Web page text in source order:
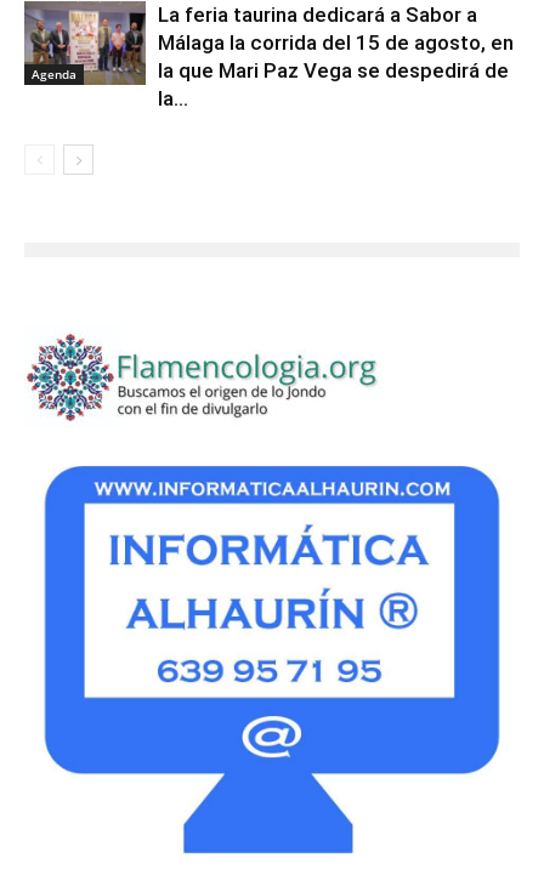
Agenda
La feria taurina dedicará a Sabor a
Málaga la corrida del 15 de agosto, en
la que Mari Paz Vega se despedirá de
la...